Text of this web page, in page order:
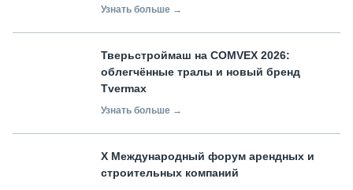
Узнать больше →
Тверьстроймаш на COMVEX 2026:
облегчённые тралы и новый бренд
Tvermax
Узнать больше →
X Международный форум арендных и
строительных компаний